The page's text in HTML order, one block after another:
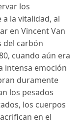
los
la vitalidad, al
en Vincent Van
del carbón
cuando aún era
intensa emoción
duramente
los pesados
los cuerpos
en el